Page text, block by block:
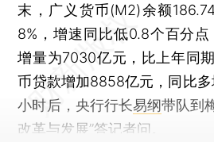
末，广义货币(M2)余额
8%，增速同比低0.8个百分
增量为7030亿元，比上年同
币贷款增加8858亿元，同比
小时后，央行行长易纲带队到
改革与发展”答记者问。